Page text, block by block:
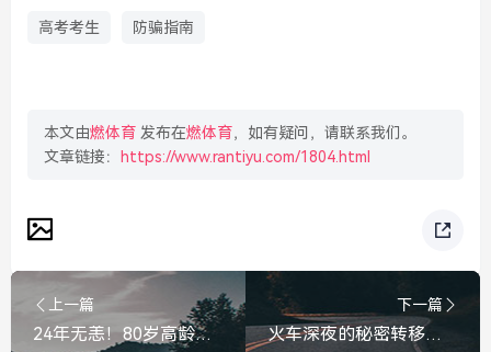
高考考生 防骗指南
本文由燃体育 发布在燃体育，如有疑问，请联系我们。
文章链接：
https://www.rantiyu.com/1804.html
上一篇
24年无恙！80岁高龄确诊癌王，这位老太如何打破魔咒？80岁高龄确诊癌王，这位老太是如何打破魔咒的？
下一篇
火车深夜的秘密转移，乘务员悄悄带走了那个女孩，深夜列车惊魂，乘务员带走了女孩